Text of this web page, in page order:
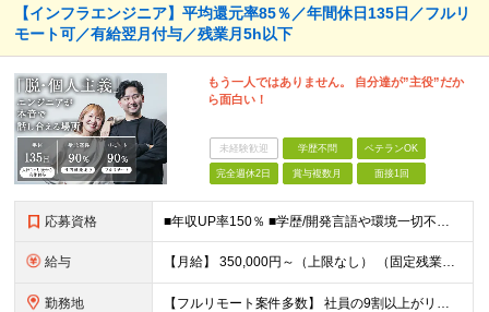
【インフラエンジニア】平均還元率85％／年間休日135日／フルリ
モート可／有給翌月付与／残業月5h以下
もう一人ではありません。 自分達が”主役”だか
ら面白い！
未経験歓迎 学歴不問 ベテランOK
完全週休2日 賞与複数月 面接1回
応募資格 ■年収UP率150％ ■学歴/開発言語や環境一切不問 ■第二新卒・既卒歓迎 ■経験浅め・ブランクがある方もOK！ 【必須条件】 インフラエンジニアの実務経験1年以上の方 ★PM/PLへのキャリアU
給与 【月給】 350,000円～（上限なし） （固定残業代20時間分16,600円～を含む） ∟経験やスキルにより、決定いたします。 ∟みなし残業代は、時間外労働の有無に関わらず支給します ∟20時間を超
勤務地 【フルリモート案件多数】 社員の9割以上がリモートワークを導入！ 【勤務地】 自宅／本社オフィス／大阪支社／東京23区内のプロジェクト先への勤務 ・プロジェクト先は、居住地やご自身の希望等を考慮の上